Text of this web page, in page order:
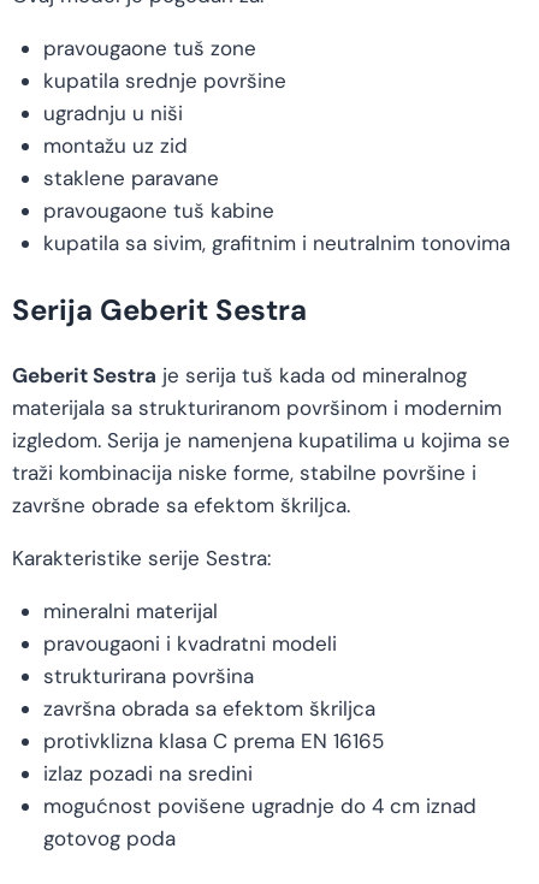
pravougaone tuš zone
kupatila srednje površine
ugradnju u niši
montažu uz zid
staklene paravane
pravougaone tuš kabine
kupatila sa sivim, grafitnim i neutralnim tonovima
Serija Geberit Sestra
Geberit Sestra je serija tuš kada od mineralnog
materijala sa strukturiranom površinom i modernim
izgledom. Serija je namenjena kupatilima u kojima se
traži kombinacija niske forme, stabilne površine i
završne obrade sa efektom škriljca.
Karakteristike serije Sestra:
mineralni materijal
pravougaoni i kvadratni modeli
strukturirana površina
završna obrada sa efektom škriljca
protivklizna klasa C prema EN 16165
izlaz pozadi na sredini
mogućnost povišene ugradnje do 4 cm iznad
gotovog poda